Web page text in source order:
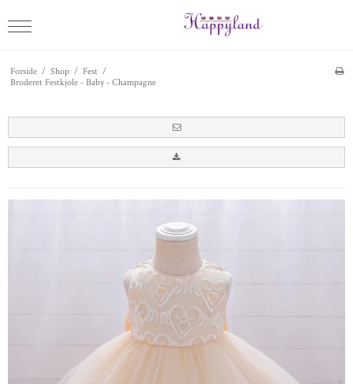
Forside / Shop / Fest /
Broderet Festkjole - Baby - Champagne